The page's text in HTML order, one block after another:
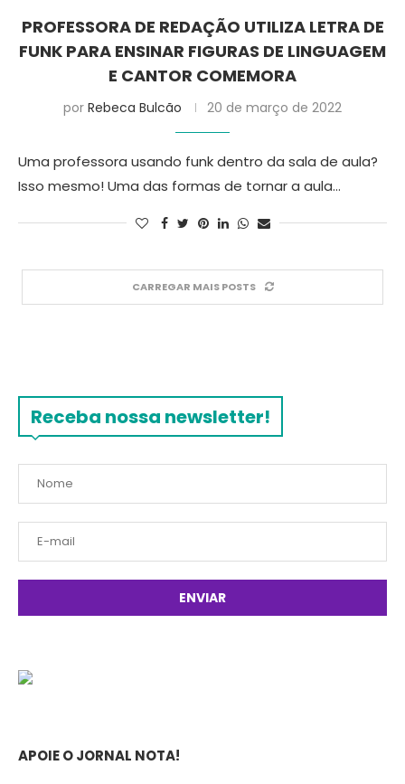
PROFESSORA DE REDAÇÃO UTILIZA LETRA DE
FUNK PARA ENSINAR FIGURAS DE LINGUAGEM
E CANTOR COMEMORA
por Rebeca Bulcão 20 de março de 2022
Uma professora usando funk dentro da sala de aula?
Isso mesmo! Uma das formas de tornar a aula…
CARREGAR MAIS POSTS
Receba nossa newsletter!
APOIE O JORNAL NOTA!